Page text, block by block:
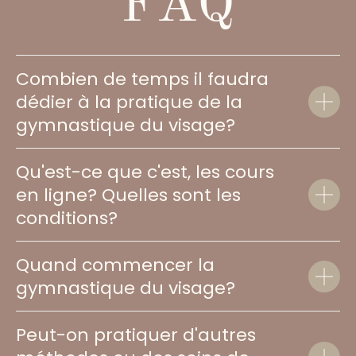
Combien de temps il faudra
dédier à la pratique de la
gymnastique du visage?
Qu'est-ce que c'est, les cours
en ligne? Quelles sont les
conditions?
Quand commencer la
gymnastique du visage?
Peut-on pratiquer d'autres
Fondatrice des cours en